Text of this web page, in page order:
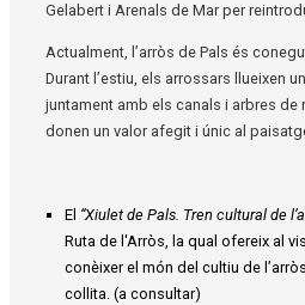
Gelabert i Arenals de Mar per
Actualment, l’arròs de Pals és
Durant l’estiu, els arrossars llueixen
juntament amb els canals i arbres de
donen un valor afegit i únic al
El “Xiulet de Pals. Tren cultural de
Ruta de l'Arròs, la qual ofereix al
conèixer el món del cultiu de
collita. (a consultar)